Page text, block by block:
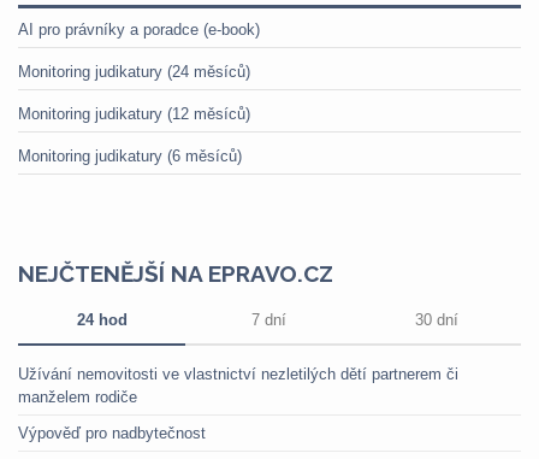
AI pro právníky a poradce (e-book)
Monitoring judikatury (24 měsíců)
Monitoring judikatury (12 měsíců)
Monitoring judikatury (6 měsíců)
NEJČTENĚJŠÍ NA EPRAVO.CZ
24 hod 7 dní 30 dní
Užívání nemovitosti ve vlastnictví nezletilých dětí partnerem či
manželem rodiče
Výpověď pro nadbytečnost